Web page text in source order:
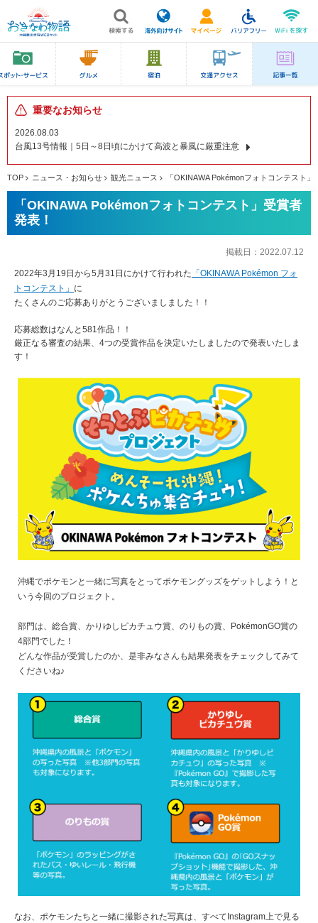
重要なお知らせ
2026.08.03
台風13号情報｜5日～8日頃にかけて高波と暴風に厳重注意
TOP ニュース・お知らせ 観光ニュース 「OKINAWA Pokémonフォトコンテスト
「OKINAWA Pokémonフォトコンテスト」受賞者
発表！
掲載日： 2022.07.12
2022年3月19日から5月31日にかけて行われた 「OKINAWA Pokémon フォ
トコンテスト」 に
たくさんのご応募ありがとうございましました！！
応募総数はなんと581作品！！
厳正なる審査の結果、4つの受賞作品を決定いたしましたので発表いたしま
す！
沖縄でポケモンと一緒に写真をとってポケモングッズをゲットしよう！と
いう今回のプロジェクト。
部門は、総合賞、かりゆしピカチュウ賞、のりもの賞、PokémonGO賞の
4部門でした！
どんな作品が受賞したのか、是非みなさんも結果発表をチェックしてみて
くださいね♪
なお、ポケモンたちと一緒に撮影された写真は、すべてInstagram上で見る